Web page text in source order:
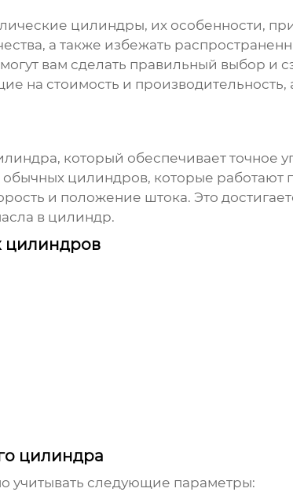
цилиндры, их особенности,
а также избежать
вам сделать правильный выбор и
на стоимость и производительность,
который обеспечивает точное
цилиндров, которые работают
и положение штока. Это
в цилиндр.
цилиндров
цилиндра
учитывать следующие параметры: